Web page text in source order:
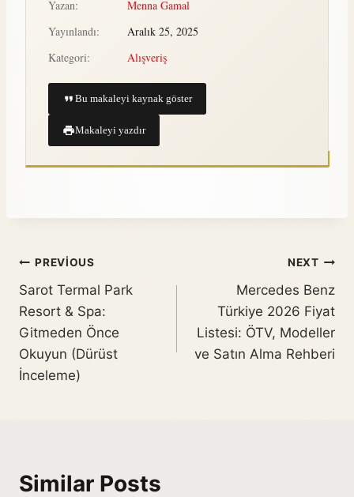
Yazan:
Menna Gamal
Yayınlandı:
Aralık 25, 2025
Kategori:
Alışveriş
Bu makaleyi kaynak göster
Makaleyi yazdır
PREVIOUS
Sarot Termal Park
Resort & Spa:
Gitmeden Önce
Okuyun (Dürüst
İnceleme)
NEXT
Mercedes Benz
Türkiye 2026 Fiyat
Listesi: ÖTV, Modeller
ve Satın Alma Rehberi
Similar Posts